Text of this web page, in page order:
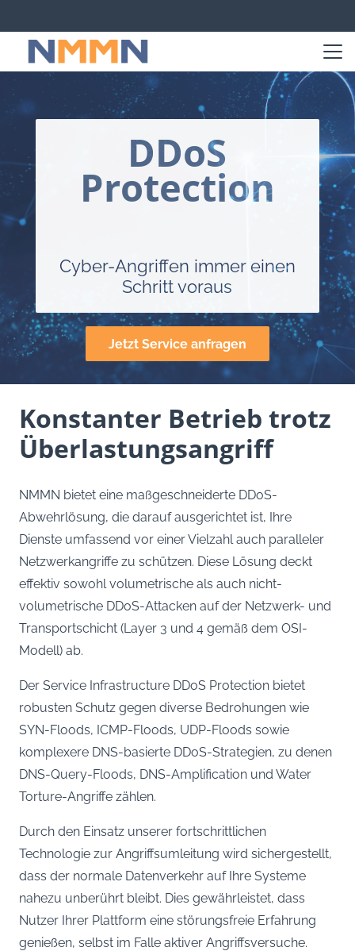
DDoS
Protection
Cyber-Angriffen immer einen
Schritt voraus
Jetzt Service anfragen
Konstanter Betrieb trotz
Überlastungsangriff
NMMN bietet eine maßgeschneiderte DDoS-
Abwehrlösung, die darauf ausgerichtet ist, Ihre
Dienste umfassend vor einer Vielzahl auch paralleler
Netzwerkangriffe zu schützen. Diese Lösung deckt
effektiv sowohl volumetrische als auch nicht-
volumetrische DDoS-Attacken auf der Netzwerk- und
Transportschicht (Layer 3 und 4 gemäß dem OSI-
Modell) ab.
Der Service Infrastructure DDoS Protection bietet
robusten Schutz gegen diverse Bedrohungen wie
SYN-Floods, ICMP-Floods, UDP-Floods sowie
komplexere DNS-basierte DDoS-Strategien, zu denen
DNS-Query-Floods, DNS-Amplification und Water
Torture-Angriffe zählen.
Durch den Einsatz unserer fortschrittlichen
Technologie zur Angriffsumleitung wird sichergestellt,
dass der normale Datenverkehr auf Ihre Systeme
nahezu unberührt bleibt. Dies gewährleistet, dass
Nutzer Ihrer Plattform eine störungsfreie Erfahrung
genießen, selbst im Falle aktiver Angriffsversuche.